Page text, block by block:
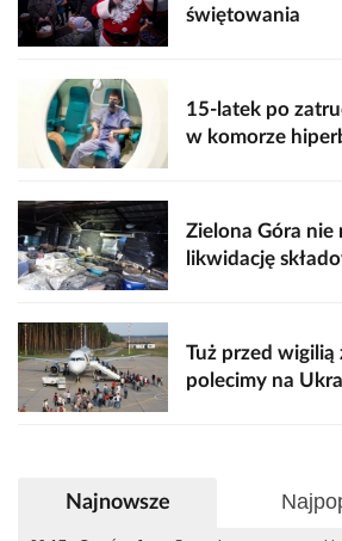
świętowania
15-latek po
w komorze
Zielona Góra nie
likwidację
Tuż przed wigilią
polecimy na
Najnowsze